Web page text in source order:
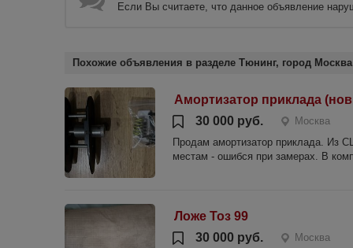
Если Вы считаете, что данное объявление
Похожие объявления в разделе Тюнинг, город
Амортизатор приклада
30 000 руб.
Москва
Продам амортизатор приклада. Из
местам - ошибся при замерах. В
Ложе Тоз 99
30 000 руб.
Москва